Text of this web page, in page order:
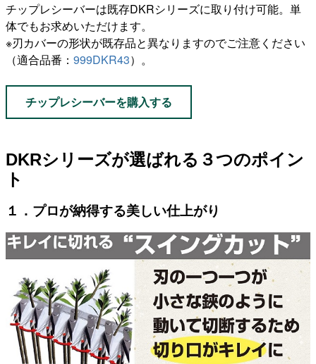
チップレシーバーは既存DKRシリーズに取り付け可能。単
体でもお求めいただけます。
※刃カバーの形状が既存品と異なりますのでご注意ください
（適合品番： 999DKR43）。
チップレシーバーを購入する
DKRシリーズが選ばれる３つのポイン
ト
１．プロが納得する美しい仕上がり